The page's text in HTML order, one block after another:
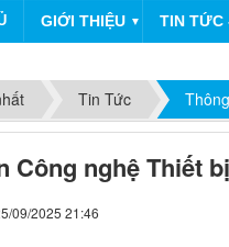
GIỚI THIỆU ▼ TIN TỨC
Tin Tức
Công nghệ Thiết
09/2025 21:46